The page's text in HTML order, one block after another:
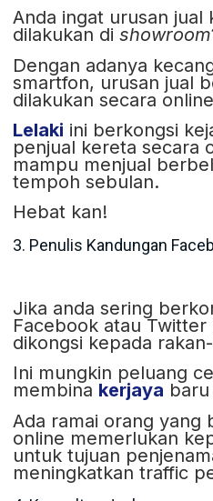
Anda ingat urusan jual
dilakukan di showroom
Dengan adanya
smartfon, urusan jual
dilakukan secara
Lelaki ini berkongsi
penjual kereta secara
mampu menjual
tempoh sebulan.
Hebat kan!
3. Penulis Kandungan
Jika anda sering
Facebook atau Twitter
dikongsi kepada
Ini mungkin peluang
membina kerjaya
Ada ramai orang yang
online memerlukan
untuk tujuan
meningkatkan traffic